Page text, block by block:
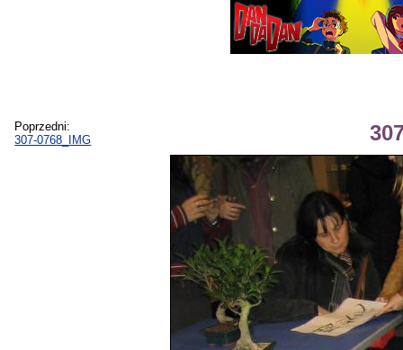
Poprzedni:
307-0768_IMG